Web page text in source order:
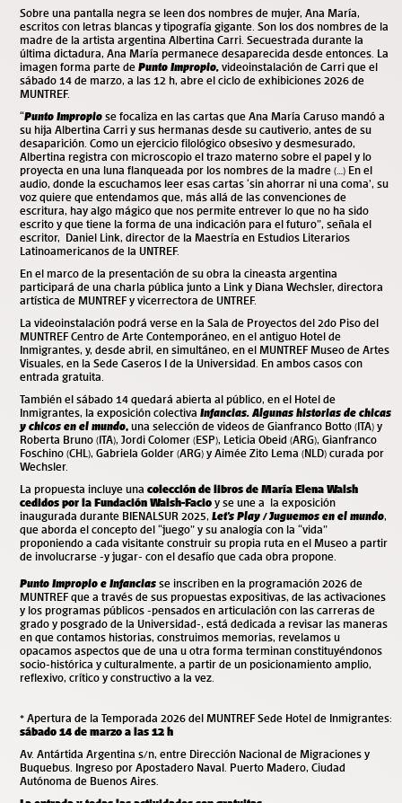
Sobre una pantalla negra se leen dos nombres de mujer, Ana María,
escritos con letras blancas y tipografía gigante. Son los dos nombres de la
madre de la artista argentina Albertina Carri. Secuestrada durante la
última dictadura, Ana María permanece desaparecida desde entonces. La
imagen forma parte de Punto Impropio, videoinstalación de Carri que el
sábado 14 de marzo, a las 12 h, abre el ciclo de exhibiciones 2026 de
MUNTREF.
“Punto Impropio se focaliza en las cartas que Ana María Caruso mandó a
su hija Albertina Carri y sus hermanas desde su cautiverio, antes de su
desaparición. Como un ejercicio filológico obsesivo y desmesurado,
Albertina registra con microscopio el trazo materno sobre el papel y lo
proyecta en una luna flanqueada por los nombres de la madre (…) En el
audio, donde la escuchamos leer esas cartas ‘sin ahorrar ni una coma’, su
voz quiere que entendamos que, más allá de las convenciones de
escritura, hay algo mágico que nos permite entrever lo que no ha sido
escrito y que tiene la forma de una indicación para el futuro”, señala el
escritor, Daniel Link, director de la Maestría en Estudios Literarios
Latinoamericanos de la UNTREF.
En el marco de la presentación de su obra la cineasta argentina
participará de una charla pública junto a Link y Diana Wechsler, directora
artística de MUNTREF y vicerrectora de UNTREF.
La videoinstalación podrá verse en la Sala de Proyectos del 2do Piso del
MUNTREF Centro de Arte Contemporáneo, en el antiguo Hotel de
Inmigrantes, y, desde abril, en simultáneo, en el MUNTREF Museo de Artes
Visuales, en la Sede Caseros I de la Universidad. En ambos casos con
entrada gratuita.
También el sábado 14 quedará abierta al público, en el Hotel de
Inmigrantes, la exposición colectiva Infancias. Algunas historias de chicas
y chicos en el mundo, una selección de videos de Gianfranco Botto (ITA) y
Roberta Bruno (ITA), Jordi Colomer (ESP), Leticia Obeid (ARG), Gianfranco
Foschino (CHL), Gabriela Golder (ARG) y Aimée Zito Lema (NLD) curada por
Wechsler.
La propuesta incluye una colección de libros de María Elena Walsh
cedidos por la Fundación Walsh-Facio y se une a la exposición
inaugurada durante BIENALSUR 2025, Let’s Play / Juguemos en el mundo,
que aborda el concepto del “juego” y su analogía con la “vida”
proponiendo a cada visitante construir su propia ruta en el Museo a partir
de involucrarse -y jugar- con el desafío que cada obra propone.
Punto Impropio e Infancias se inscriben en la programación 2026 de
MUNTREF que a través de sus propuestas expositivas, de las activaciones
y los programas públicos -pensados en articulación con las carreras de
grado y posgrado de la Universidad-, está dedicada a revisar las maneras
en que contamos historias, construimos memorias, revelamos u
opacamos aspectos que de una u otra forma terminan constituyéndonos
socio-histórica y culturalmente, a partir de un posicionamiento amplio,
reflexivo, crítico y constructivo a la vez.
* Apertura de la Temporada 2026 del MUNTREF Sede Hotel de Inmigrantes:
sábado 14 de marzo a las 12 h
Av. Antártida Argentina s/n, entre Dirección Nacional de Migraciones y
Buquebus. Ingreso por Apostadero Naval. Puerto Madero, Ciudad
Autónoma de Buenos Aires.